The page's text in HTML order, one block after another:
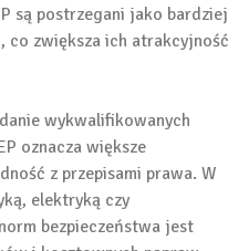
są postrzegani jako bardziej
zwiększa ich atrakcyjność
wykwalifikowanych
oznacza większe
z przepisami prawa. W
elektryką czy
bezpieczeństwa jest